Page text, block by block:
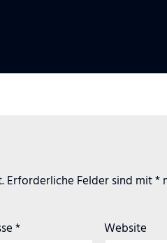
Erforderliche Felder sind mit*
* Website